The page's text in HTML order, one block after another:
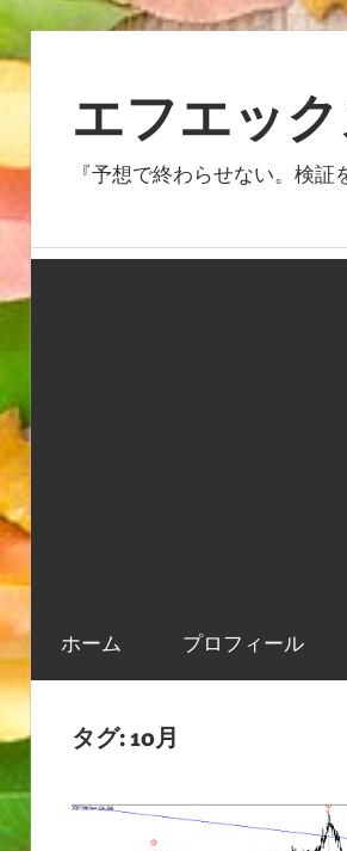
ツ
へ
ス
キ
エフエッ
『予想で終わらせない。検証
ホーム プロフィール
タグ: 10月